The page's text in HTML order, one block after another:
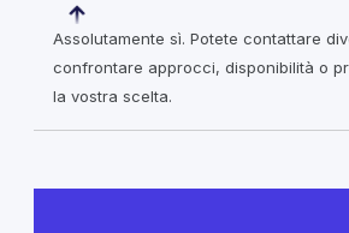
Assolutamente sì. Potete contattare
confrontare approcci, disponibilità o
la vostra scelta.